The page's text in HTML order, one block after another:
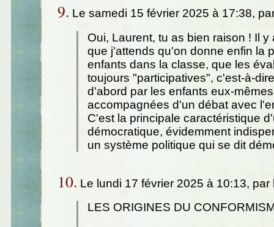
9. Le samedi 15 février 2025 à 17:38,
Oui, Laurent, tu as bien raison ! Il y
que j'attends qu'on donne enfin la
enfants dans la classe, que les
toujours "participatives", c'est-à-
d'abord par les enfants eux-
accompagnées d'un débat avec
C'est la principale caractéristique
démocratique, évidemment
un système politique qui se dit
10. Le lundi 17 février 2025 à 10:13, par
LES ORIGINES DU